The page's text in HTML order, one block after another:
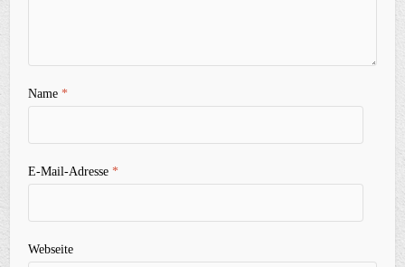
Name*
E-Mail-Adresse*
Webseite